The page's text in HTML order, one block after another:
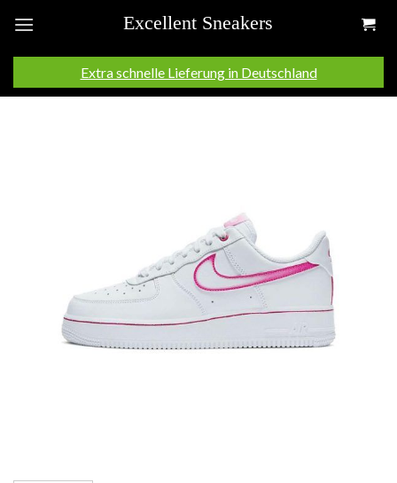
content
Extra schnelle Lieferung in Deutschland